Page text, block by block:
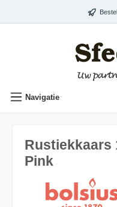
Navigatie
Rustiekkaars
Pink